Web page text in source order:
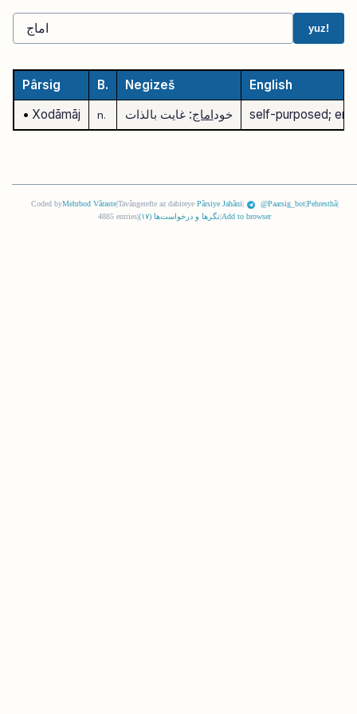
yuz!
Pârsig B. Negizeš
English
• Xodāmāj n. خوداماج: غایت بالذات self-purposed;
Coded byMehrbod Vâraste|Tavângerefte az dabireye Pârsiye Jahâni| @Paarsig_bot|Pehresthâ|
4885 entries
نگرها و درخواست‌ها (١٧) Add to browser